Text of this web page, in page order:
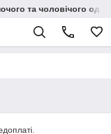
та чоловічого